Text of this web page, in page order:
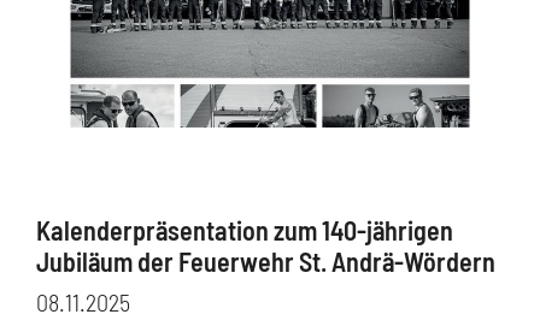
Kalenderpräsentation zum 140-jährigen
Jubiläum der Feuerwehr St. Andrä-Wördern
08.11.2025